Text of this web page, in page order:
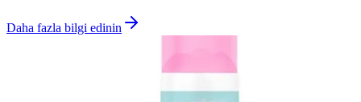
Daha fazla bilgi edinin